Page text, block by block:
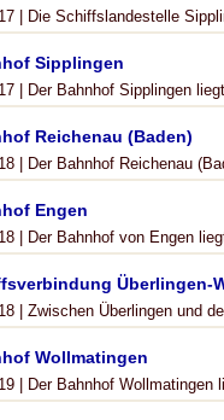
| Die Schiffslandestelle
Sipplingen
| Der Bahnhof Sipplingen
Reichenau (Baden)
| Der Bahnhof Reichenau
Engen
| Der Bahnhof von Engen
Überlingen-
| Zwischen Überlingen und
Wollmatingen
| Der Bahnhof